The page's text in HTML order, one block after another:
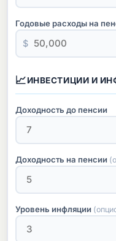
Годовые расходы на
$
📈ИНВЕСТИЦИИ И
Доходность до пенсии
Доходность на пенсии
Уровень инфляции